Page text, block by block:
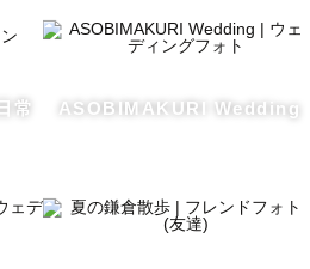
ません。笑
　ーーー
こと。
常 ASOBIMAKURI Wedding